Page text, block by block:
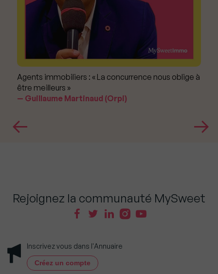
Agents immobiliers : « La concurrence nous oblige à
être meilleurs »
Guillaume Martinaud (Orpi)
Rejoignez la communauté MySweet
Inscrivez vous dans l'Annuaire
Créez un compte